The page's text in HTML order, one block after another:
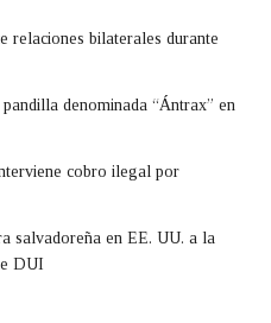
relaciones bilaterales durante
denominada “Ántrax” en
cobro ilegal por
salvadoreña en EE. UU. a la
DUI